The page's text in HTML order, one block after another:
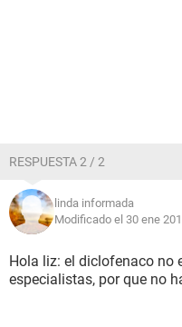
RESPUESTA 2 / 2
linda informada
Modificado el 30 ene
Hola liz: el diclofenaco no
especialistas, por que no